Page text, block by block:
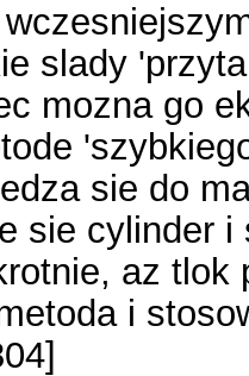
slady
mozna go
sie do
sie cylinder
az
i